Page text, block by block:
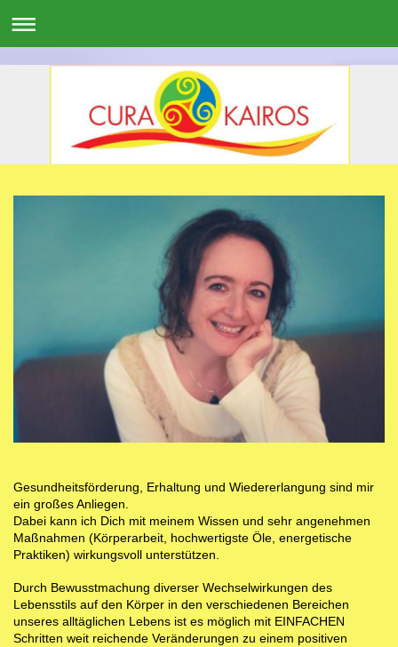
Gesundheitsförderung, Erhaltung und Wiedererlangung sind mir
ein großes Anliegen.
Dabei kann ich Dich mit meinem Wissen und sehr angenehmen
Maßnahmen (Körperarbeit, hochwertigste Öle, energetische
Praktiken) wirkungsvoll unterstützen.
Durch Bewusstmachung diverser Wechselwirkungen des
Lebensstils auf den Körper in den verschiedenen Bereichen
unseres alltäglichen Lebens ist es möglich mit EINFACHEN
Schritten weit reichende Veränderungen zu einem positiven